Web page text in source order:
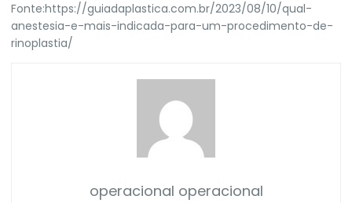
Fonte:https://guiadaplastica.com.br/2023/08/10/qual-
anestesia-e-mais-indicada-para-um-procedimento-de-
rinoplastia/
operacional operacional